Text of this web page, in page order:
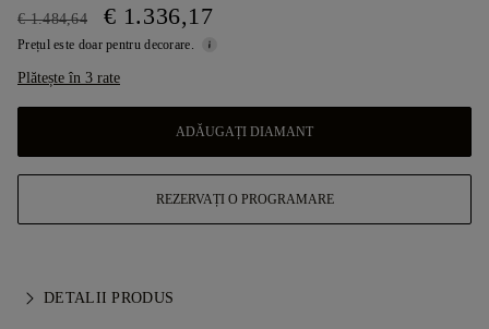
€ 1.484,64 € 1.336,17
Prețul este doar pentru decorare.
Plătește în 3 rate
ADĂUGAȚI DIAMANT
REZERVAȚI O PROGRAMARE
DETALII PRODUS